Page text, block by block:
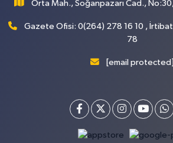
Orta Mah., Soğanpazarı Cad.,
Gazete Ofisi: 0(264) 278 16 10 ,
78
[email protected]